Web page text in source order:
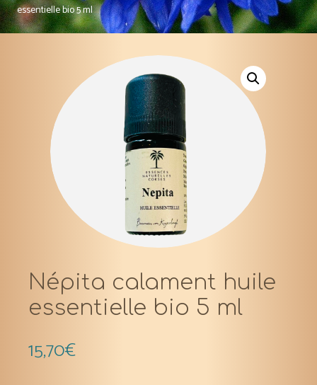
essentielle bio 5 ml
Népita calament huile
essentielle bio 5 ml
15,70€